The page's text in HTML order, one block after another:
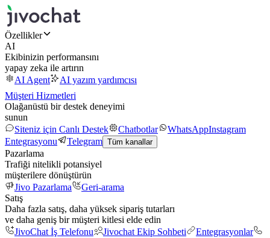
Özellikler
AI
Ekibinizin performansını
yapay zeka ile artırın
AI Agent
AI yazım yardımcısı
Müşteri Hizmetleri
Olağanüstü bir destek deneyimi
sunun
Siteniz için Canlı Destek
Chatbotlar WhatsAppInstagram
Entegrasyonu
Telegram Tüm kanallar
Pazarlama
Trafiği nitelikli potansiyel
müşterilere dönüştürün
Jivo Pazarlama
Geri-arama
Satış
Daha fazla satış, daha yüksek sipariş tutarları
ve daha geniş bir müşteri kitlesi elde edin
JivoChat İş Telefonu
Jivochat Ekip Sohbeti
Entegrasyonlar